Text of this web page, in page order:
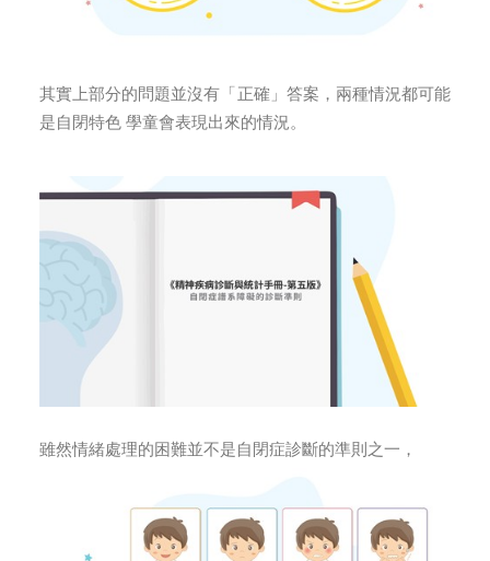
其實上部分的問題並沒有「正確」答案，兩種情況都可能
是自閉特色 學童會表現出來的情況。
雖然情緒處理的困難並不是自閉症診斷的準則之一，